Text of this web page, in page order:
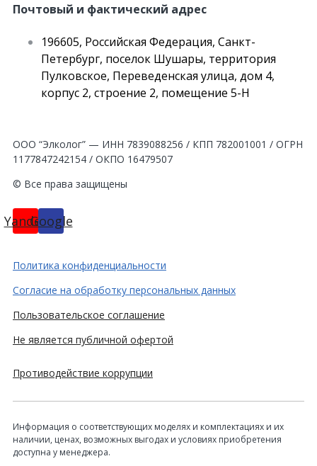
Почтовый и фактический адрес
196605, Российская Федерация, Санкт-
Петербург, поселок Шушары, территория
Пулковское, Переведенская улица, дом 4,
корпус 2, строение 2, помещение 5-Н
ООО “Элколог” — ИНН 7839088256 / КПП 782001001 / ОГРН
1177847242154 / ОКПО 16479507
© Все права защищены
YandexGoogle
Политика конфиденциальности
Согласие на обработку персональных данных
Пользовательское соглашение
Не является публичной офертой
Противодействие коррупции
Информация о соответствующих моделях и комплектациях и их
наличии, ценах, возможных выгодах и условиях приобретения
доступна у менеджера.